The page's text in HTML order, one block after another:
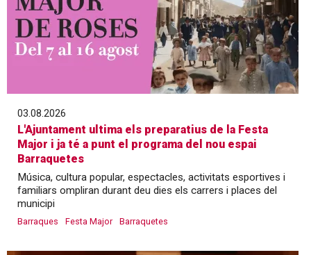
03.08.2026
L'Ajuntament ultima els preparatius de la Festa
Major i ja té a punt el programa del nou espai
Barraquetes
Música, cultura popular, espectacles, activitats esportives i
familiars ompliran durant deu dies els carrers i places del
municipi
Barraques Festa Major Barraquetes